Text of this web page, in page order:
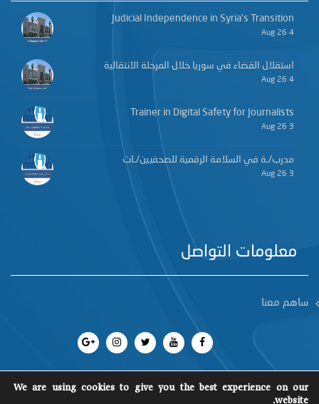
Judicial Independence in Syria’s Transition
4 Aug 26
استقلال القضاء في سوريا خلال المرحلة الانتقالية
4 Aug 26
Trainer in Digital Safety for Journalists
3 Aug 26
مدرب/ـة في السلامة الرقمية للصحفيين/ـات
3 Aug 26
معلومات التواصل
ساهم معنا
We are using cookies to give you the best experience on our
website.